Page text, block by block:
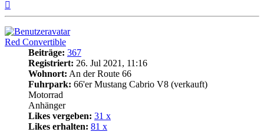
Red Convertible
Beiträge: 367
Registriert: 26. Jul 2021, 11:16
Wohnort: An der Route 66
Fuhrpark: 66'er Mustang Cabrio V8 (verkauft)
Motorrad
Anhänger
Likes vergeben: 31 x
Likes erhalten: 81 x